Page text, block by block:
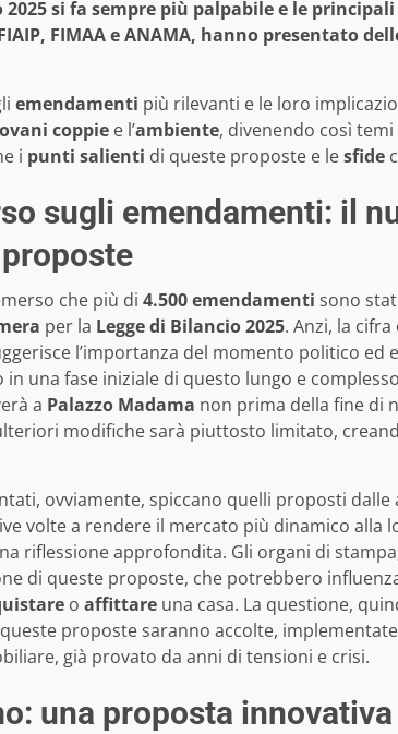
2025 si fa sempre più palpabile e le
FIMAA e ANAMA, hanno presentato
emendamenti più rilevanti e le loro
coppie e l’ambiente, divenendo così
i punti salienti di queste proposte e lesfide
sugli emendamenti: il
che più di 4.500 emendamenti sono
per la Legge di Bilancio 2025. Anzi, la
l’importanza del momento politico ed
una fase iniziale di questo lungo e complesso
a Palazzo Madama non prima della fine di
modifiche sarà piuttosto limitato,
ovviamente, spiccano quelli proposti dalle
volte a rendere il mercato più dinamico alla
riflessione approfondita. Gli organi di
di queste proposte, che potrebbero
o affittare una casa. La questione,
proposte saranno accolte,
già provato da anni di tensioni e crisi.
una proposta